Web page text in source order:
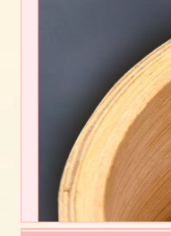
青梗菜とベジミートを香味
【規格】 24g 30個x12袋
【調理方法】
茹でる：凍ったまま、中火
蒸す：凍ったまま、強火で
国内製造品